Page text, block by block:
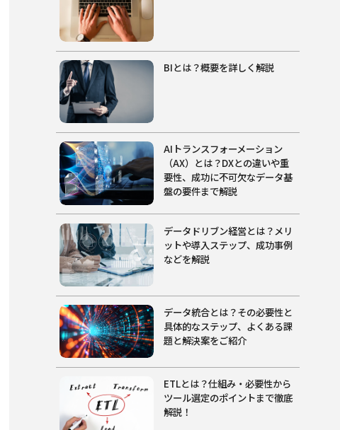
BIとは？概要を詳しく解説
AIトランスフォーメーション
（AX）とは？DXとの違いや重
要性、成功に不可欠なデータ基
盤の要件まで解説
データドリブン経営とは？メリ
ットや導入ステップ、成功事例
などを解説
データ統合とは？その必要性と
具体的なステップ、よくある課
題と解決案をご紹介
ETLとは？仕組み・必要性から
ツール選定のポイントまで徹底
解説！